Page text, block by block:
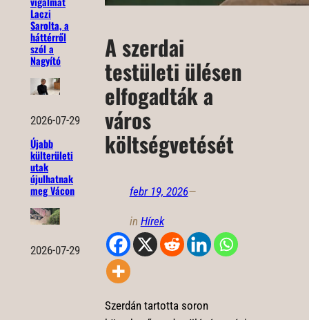
Laczi
Sarolta, a
háttérről
szól a
Nagyító
2026-07-29
Újabb
külterületi
utak
újulhatnak
meg Vácon
2026-07-29
A szerdai
testületi ülésen
elfogadták a
város
költségvetését
febr 19, 2026—
in Hírek
Szerdán tartotta soron